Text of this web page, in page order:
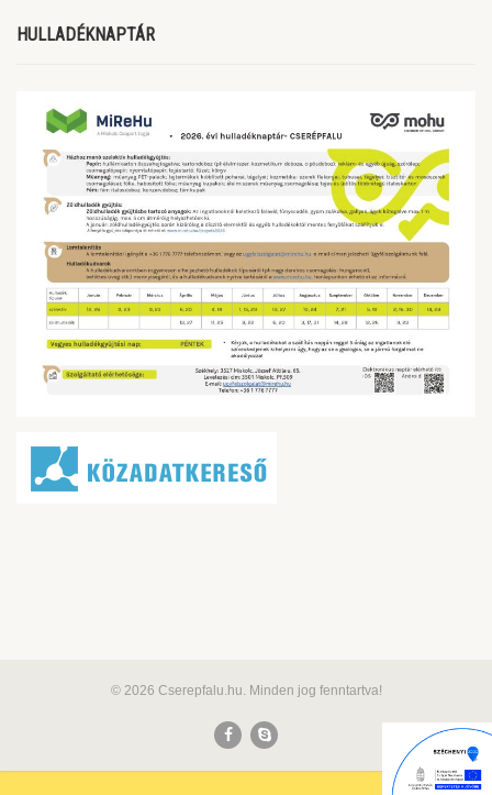
HULLADÉKNAPTÁR
© 2026 Cserepfalu.hu. Minden jog fenntartva!